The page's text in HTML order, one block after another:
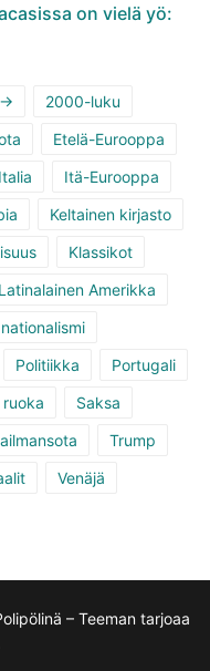
on vielä yö:
2000-luku
Etelä-Eurooppa
Italia
Itä-Eurooppa
Keltainen kirjasto
Klassikot
Latinalainen Amerikka
nationalismi
Politiikka
Portugali
ruoka
Saksa
Trump
Venäjä
– Teeman tarjoaa